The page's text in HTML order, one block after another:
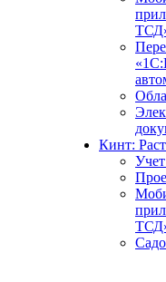
Кинт: